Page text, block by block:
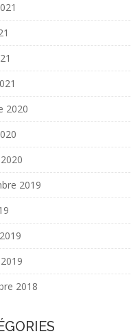
2020
2019
2018